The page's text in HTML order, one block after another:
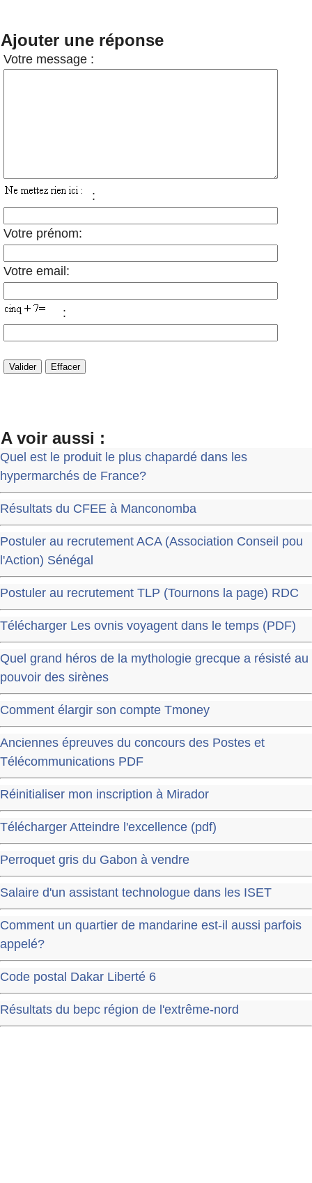
Ajouter une réponse
Votre message :
:
Votre prénom:
Votre email:
:
A voir aussi :
Quel est le produit le plus chapardé dans les
hypermarchés de France?
Résultats du CFEE à Manconomba
Postuler au recrutement ACA (Association Conseil pou
l'Action) Sénégal
Postuler au recrutement TLP (Tournons la page) RDC
Télécharger Les ovnis voyagent dans le temps (PDF)
Quel grand héros de la mythologie grecque a résisté au
pouvoir des sirènes
Comment élargir son compte Tmoney
Anciennes épreuves du concours des Postes et
Télécommunications PDF
Réinitialiser mon inscription à Mirador
Télécharger Atteindre l'excellence (pdf)
Perroquet gris du Gabon à vendre
Salaire d'un assistant technologue dans les ISET
Comment un quartier de mandarine est-il aussi parfois
appelé?
Code postal Dakar Liberté 6
Résultats du bepc région de l'extrême-nord